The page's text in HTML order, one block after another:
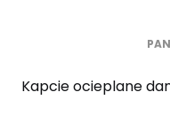
Kapcie ocieplane